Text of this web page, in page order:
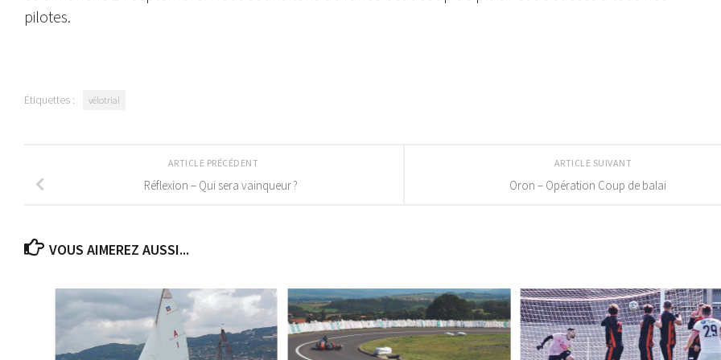
pilotes.
Étiquettes : vélotrial
ARTICLE SUIVANT
Oron – Opération Coup de balai
ARTICLE PRÉCÉDENT
Réflexion – Qui sera vainqueur ?
VOUS AIMEREZ AUSSI...